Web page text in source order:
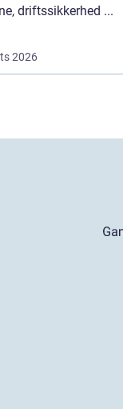
driftssikkerhed ...
2026